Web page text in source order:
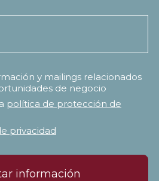
y mailings relacionados
de negocio
política de protección de
privacidad
información